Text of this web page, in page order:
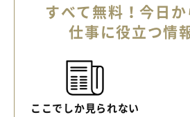
すべて無料！今日か
仕事に役立つ情
ここでしか見られない